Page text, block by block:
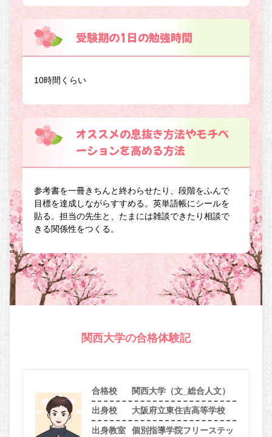
受験期の1日の勉強時間
10時間くらい
オススメの息抜き方法やモチベ
ーションを高める方法
参考書を一冊きちんと終わらせたり、段階をふんで
目標を達成しながらすすめる。英単語帳にシールを
貼る。担当の先生と、たまには雑談できたり相談で
きる関係性をつくる。
関西大学の合格体験記
合格校 関西大学（文_総合人文）
出身校 大阪府立東住吉高等学校
出身教室 個別指導学院フリーステッ